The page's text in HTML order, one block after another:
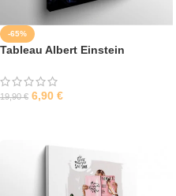
-65%
Tableau Albert Einstein
19,90€ 6,90 €